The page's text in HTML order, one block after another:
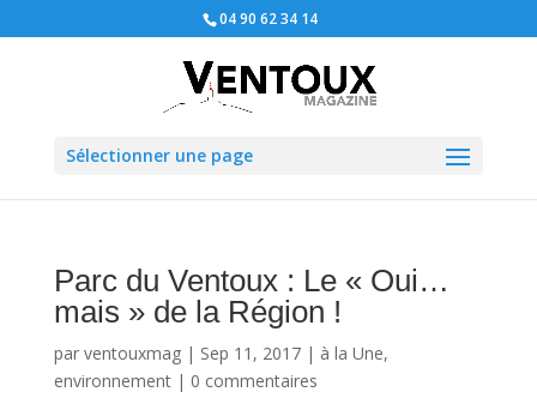
04 90 62 34 14
Sélectionner une page
Parc du Ventoux : Le « Oui…
mais » de la Région !
par ventouxmag| Sep 11, 2017| à la Une,
environnement| 0 commentaires